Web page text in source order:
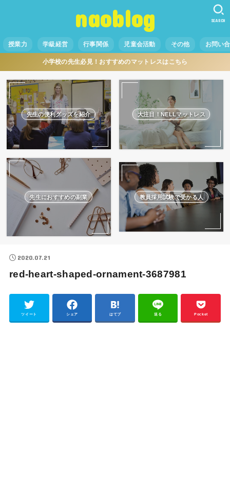
naoblog
授業力 学級経営 行事関係 児童会活動 その他 お問い
SEARCH
小学校の先生必見！おすすめのマットレスはこちら
先生の便利グッズを紹介 大注目！NELLマットレス
先生におすすめの副業 教員採用試験で受かる人
2020.07.21
red-heart-shaped-ornament-3687981
ツイート シェア はてブ 送る Pocket